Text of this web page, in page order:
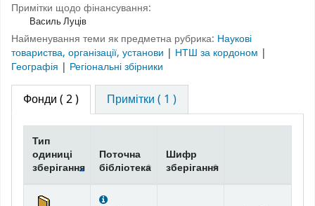
Примітки щодо фінансування:
Василь Луців
Найменування теми як предметна рубрика: Наукові
товариства, організації, установи | НТШ за кордоном |
Географія | Регіональні збірники
Фонди ( 2 ) Примітки ( 1 )
Фонди
Тип
одиниці
зберігання
Поточна
бібліотека
Шифр
зберігання